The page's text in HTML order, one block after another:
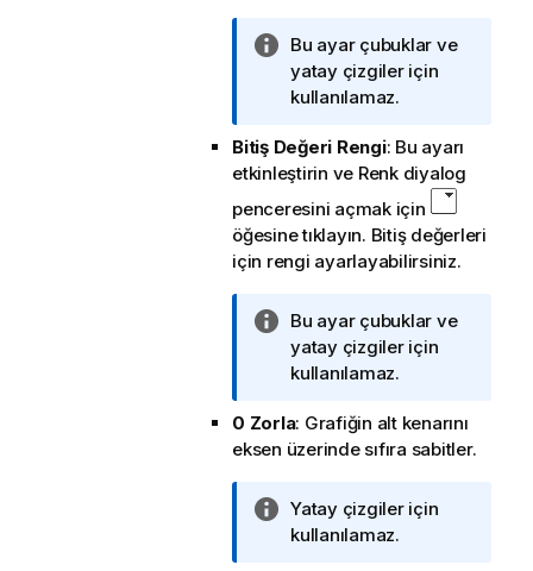
B
i
l
i
n
o
t
u
Bu ayar çubuklar ve
yatay çizgiler için
kullanılamaz.
Bitiş Değeri Rengi: Bu ayarı
etkinleştirin ve Renk diyalog
penceresini açmak için
öğesine tıklayın. Bitiş değerleri
için rengi ayarlayabilirsiniz.
B
i
l
i
n
t
u
Bu ayar çubuklar ve
yatay çizgiler için
kullanılamaz.
0 Zorla: Grafiğin alt kenarını
eksen üzerinde sıfıra sabitler.
B
i
Yatay çizgiler için
kullanılamaz.